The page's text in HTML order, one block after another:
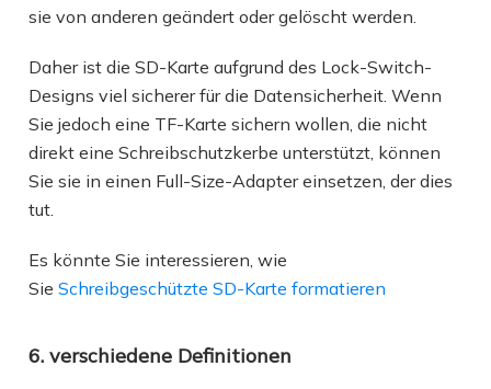
sie von anderen geändert oder gelöscht werden.
Daher ist die SD-Karte aufgrund des Lock-Switch-
Designs viel sicherer für die Datensicherheit. Wenn
Sie jedoch eine TF-Karte sichern wollen, die nicht
direkt eine Schreibschutzkerbe unterstützt, können
Sie sie in einen Full-Size-Adapter einsetzen, der dies
tut.
Es könnte Sie interessieren, wie
SieSchreibgeschützte SD-Karte formatieren
6. verschiedene Definitionen